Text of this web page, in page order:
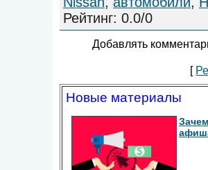
Рейтинг: 0.0/0
Добавлять
[
Новые материалы